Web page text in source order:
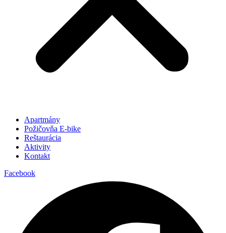
Apartmány
Požičovňa E-bike
Reštaurácia
Aktivity
Kontakt
Facebook